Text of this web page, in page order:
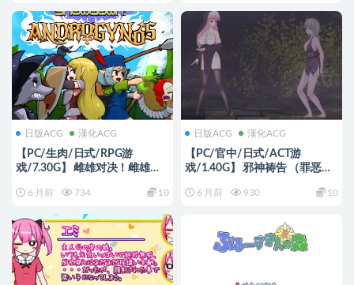
日版ACG 漢化ACG
【PC/生肉/日式/RPG游
戏/7.30G】 雌雄对决！雌雄同
ノス）Ver1.27 生肉版+存档+日
6 月前 734 10
日版ACG 漢化ACG
【PC/官中/日式/ACT游
戏/1.40G】 邪神祷告 （罪恶的
Ver26.01.29 官方中文版+日式
6 月前 930 10